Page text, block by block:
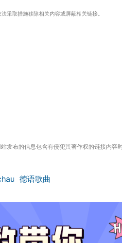
采取措施移除相关内容或屏蔽相关链接。
发布的信息包含有侵犯其著作权的链接内容
德语歌曲